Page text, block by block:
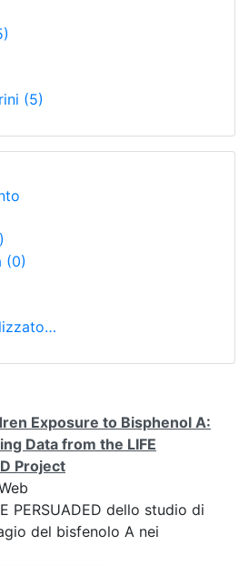
(5)
(0)
Exposure to Bisphenol A:
Data from the LIFE
Project
PERSUADED dello studio di
del bisfenolo A nei